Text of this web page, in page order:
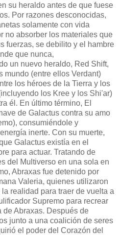
su heraldo antes de que fuese
Por razones desconocidas,
solamente con vida
no absorber los materiales que
fuerzas, se debilito y el hambre
que nunca,
un nuevo heraldo, Red Shift,
mundo (entre ellos Verdant)
los héroes de la Tierra y los
los Kree y los Shi'ar)
él. En último término, El
de Galactus contra su amo
consumiéndole y
inerte. Con su muerte,
Galactus existía en el
para actuar. Tratando de
del Multiverso en una sola en
Abraxas fue detenido por
Valeria, quienes utilizaron
realidad para traer de vuelta a
Supremo para recrear
Abraxas. Después de
junto a una coalición de seres
el poder del Corazón del